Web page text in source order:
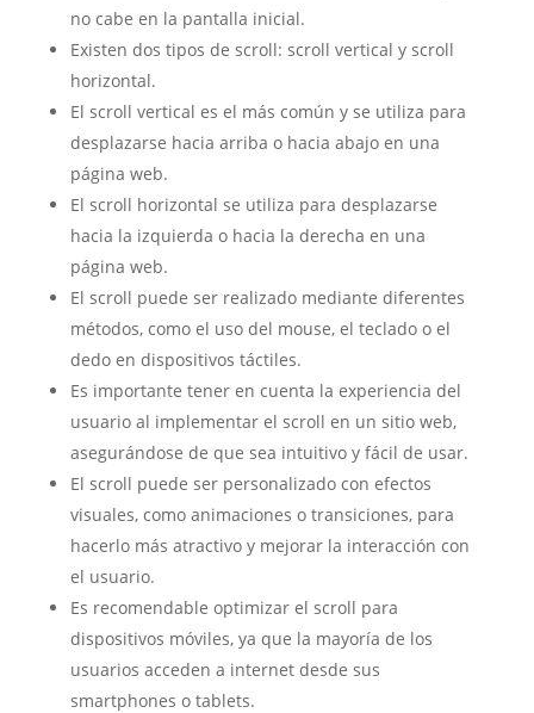
no cabe en la pantalla inicial.
Existen dos tipos de scroll: scroll vertical y scroll
horizontal.
El scroll vertical es el más común y se utiliza para
desplazarse hacia arriba o hacia abajo en una
página web.
El scroll horizontal se utiliza para desplazarse
hacia la izquierda o hacia la derecha en una
página web.
El scroll puede ser realizado mediante diferentes
métodos, como el uso del mouse, el teclado o el
dedo en dispositivos táctiles.
Es importante tener en cuenta la experiencia del
usuario al implementar el scroll en un sitio web,
asegurándose de que sea intuitivo y fácil de usar.
El scroll puede ser personalizado con efectos
visuales, como animaciones o transiciones, para
hacerlo más atractivo y mejorar la interacción con
el usuario.
Es recomendable optimizar el scroll para
dispositivos móviles, ya que la mayoría de los
usuarios acceden a internet desde sus
smartphones o tablets.